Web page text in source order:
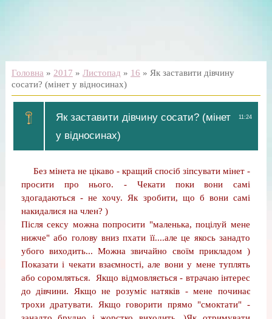
Головна » 2017 » Листопад » 16 » Як заставити дівчину
сосати? (мінет у відносинах)
11:24
Як заставити дівчину сосати? (мінет
у відносинах)
Без мінета не цікаво - кращий спосіб зіпсувати мінет -
просити про нього. - Чекати поки вони самі
здогадаються - не хочу. Як зробити, що б вони самі
накидалися на член? )
Після сексу можна попросити "маленька, поцілуй мене
нижче" або голову вниз пхати її....але це якось занадто
убого виходить... Можна звичайно своїм прикладом )
Показати і чекати взаємності, але вони у мене туплять
або соромляться. Якщо відмовляється - втрачаю інтерес
до дівчини. Якщо не розуміє натяків - мене починає
трохи дратувати. Якщо говорити прямо "смоктати" -